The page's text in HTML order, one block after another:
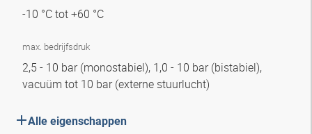
-10 °C tot +60 °C
max. bedrijfsdruk
2,5 - 10 bar (monostabiel), 1,0 - 10 bar (bistabiel),
vacuüm tot 10 bar (externe stuurlucht)
Alle eigenschappen